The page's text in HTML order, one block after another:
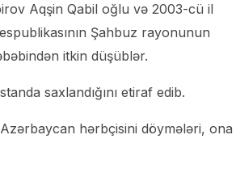
Aqşin Qabil oğlu və 2003-cü il
Şahbuz rayonunun
itkin düşüblər.
saxlandığını etiraf edib.
hərbçisini döymələri, ona